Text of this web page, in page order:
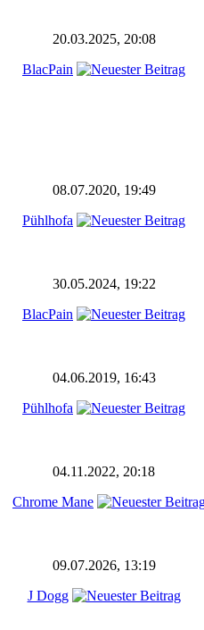
20.03.2025, 20:08
BlacPain
08.07.2020, 19:49
Pühlhofa
30.05.2024, 19:22
BlacPain
04.06.2019, 16:43
Pühlhofa
04.11.2022, 20:18
Chrome Mane
09.07.2026, 13:19
J Dogg